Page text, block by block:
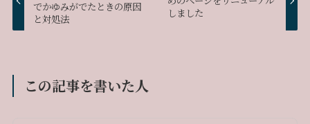
でかゆみがでたときの原因
と対処法
しました
この記事を書いた人